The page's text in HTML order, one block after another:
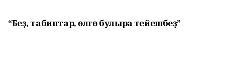
“Беҙ, табиптар,өлгө булырға тейешбеҙ”